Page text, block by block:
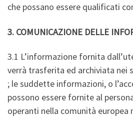
che possano essere qualificati
3. COMUNICAZIONE DELLE
3.1 L’informazione fornita
verrà trasferita ed archiviata nei
; le suddette informazioni, o
possono essere fornite al
operanti nella comunità europea